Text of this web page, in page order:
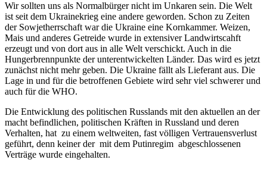
Wir sollten uns als Normalbürger nicht im Unkaren sein. Die Welt
ist seit dem Ukrainekrieg eine andere geworden. Schon zu Zeiten
der Sowjetherrschaft war die Ukraine eine Kornkammer. Weizen,
Mais und anderes Getreide wurde in extensiver Landwirtscahft
erzeugt und von dort aus in alle Welt verschickt. Auch in die
Hungerbrennpunkte der unterentwickelten Länder. Das wird es jetzt
zunächst nicht mehr geben. Die Ukraine fällt als Lieferant aus. Die
Lage in und für die betroffenen Gebiete wird sehr viel schwerer und
auch für die WHO.
Die Entwicklung des politischen Russlands mit den aktuellen an der
macht befindlichen, politischen Kräften in Russland und deren
Verhalten, hat zu einem weltweiten, fast völligen Vertrauensverlust
geführt, denn keiner der mit dem Putinregim abgeschlossenen
Verträge wurde eingehalten.